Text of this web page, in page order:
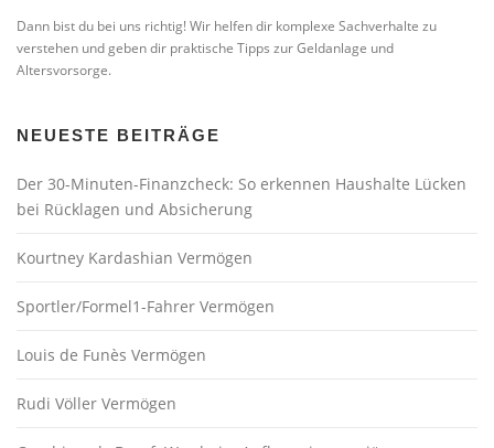
Dann bist du bei uns richtig! Wir helfen dir komplexe Sachverhalte zu
verstehen und geben dir praktische Tipps zur Geldanlage und
Altersvorsorge.
NEUESTE BEITRÄGE
Der 30-Minuten-Finanzcheck: So erkennen Haushalte Lücken
bei Rücklagen und Absicherung
Kourtney Kardashian Vermögen
Sportler/Formel1-Fahrer Vermögen
Louis de Funès Vermögen
Rudi Völler Vermögen